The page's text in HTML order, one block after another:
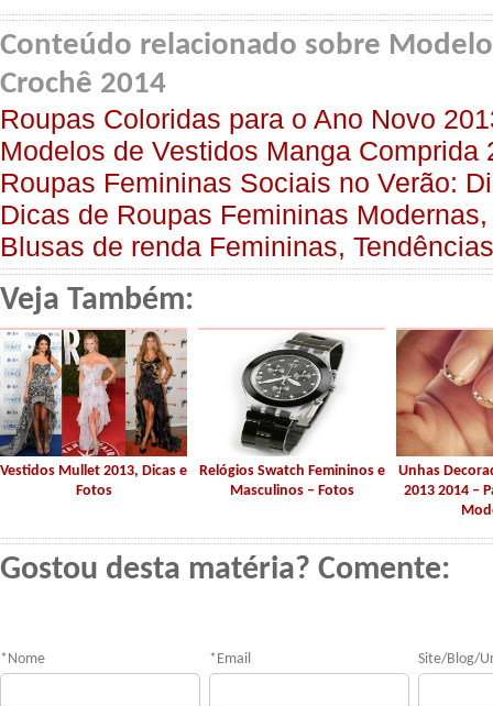
Conteúdo relacionado sobre
Crochê 2014
Roupas Coloridas para o Ano Novo
Modelos de Vestidos Manga Comprida
Roupas Femininas Sociais no Verão:
Dicas de Roupas Femininas
Blusas de renda Femininas,
Veja Também:
Vestidos Mullet 2013, Dicas e
Fotos
Relógios Swatch Femininos e
Masculinos – Fotos
Unhas
2013 2014 –
Gostou desta matéria? Comente:
* Nome * Email Site/Blog/